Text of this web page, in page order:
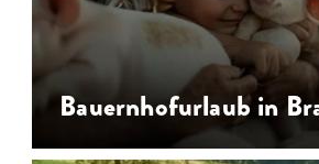
…
Bauernhofurlaub in